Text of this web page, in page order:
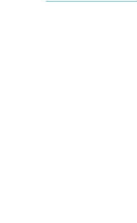
Presiona Intro